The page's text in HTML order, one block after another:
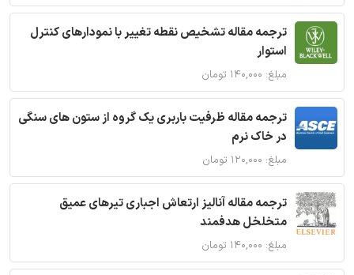
ترجمه مقاله تشخیص نقطه تغییر با نمودارهای کنترل
استوار
مبلغ: ۱۴۰,۰۰۰ تومان
ترجمه مقاله ظرفیت باربری یک گروه از ستون های سنگی
در خاک نرم
مبلغ: ۱۲۰,۰۰۰ تومان
ترجمه مقاله آنالیز ارتعاش اجباری تیرهای عمیق
متخلخل هدفمند
مبلغ: ۱۴۰,۰۰۰ تومان